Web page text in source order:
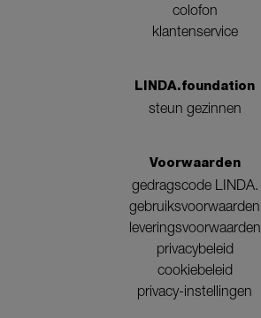
colofon
klantenservice
LINDA.foundation
steun gezinnen
Voorwaarden
gedragscode LINDA.
gebruiksvoorwaarden
leveringsvoorwaarden
privacybeleid
cookiebeleid
privacy-instellingen